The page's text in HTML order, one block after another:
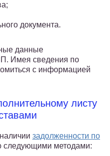
документа.
данные
Имея сведения по
с информацией
листу
задолженности по
следующими методами: